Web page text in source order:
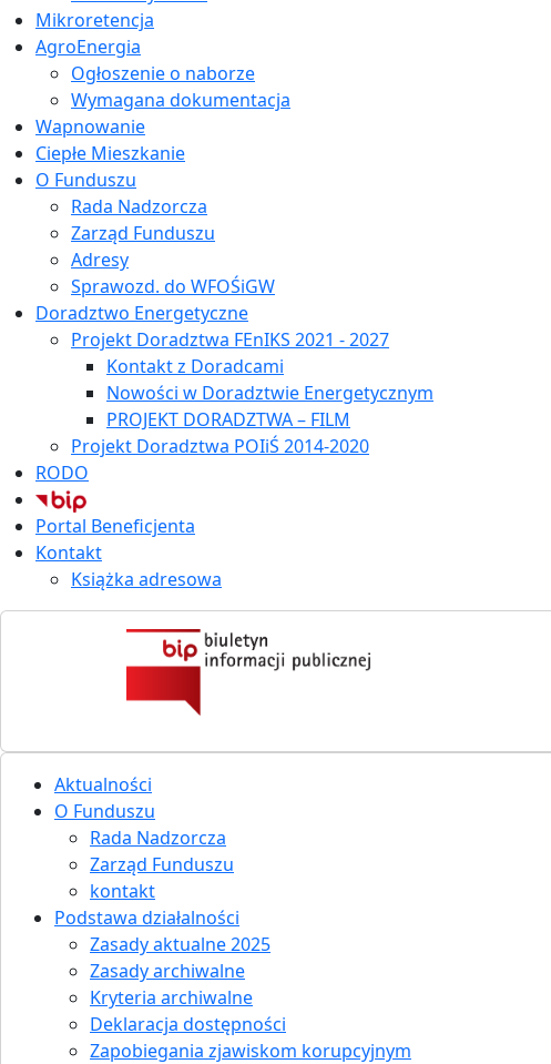
Mikroretencja
AgroEnergia
Ogłoszenie o naborze
Wymagana dokumentacja
Wapnowanie
Ciepłe Mieszkanie
O Funduszu
Rada Nadzorcza
Zarząd Funduszu
Adresy
Sprawozd. do WFOŚiGW
Doradztwo Energetyczne
Projekt Doradztwa FEnIKS 2021 - 2027
Kontakt z Doradcami
Nowości w Doradztwie Energetycznym
PROJEKT DORADZTWA – FILM
Projekt Doradztwa POIiŚ 2014-2020
RODO
Portal Beneficjenta
Kontakt
Książka adresowa
Aktualności
O Funduszu
Rada Nadzorcza
Zarząd Funduszu
kontakt
Podstawa działalności
Zasady aktualne 2025
Zasady archiwalne
Kryteria archiwalne
Deklaracja dostępności
Zapobiegania zjawiskom korupcyjnym